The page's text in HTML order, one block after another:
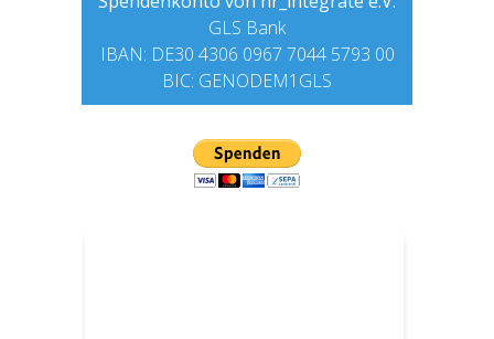
GLS Bank
IBAN: DE30 4306 0967 7044 5793 00
BIC: GENODEM1GLS